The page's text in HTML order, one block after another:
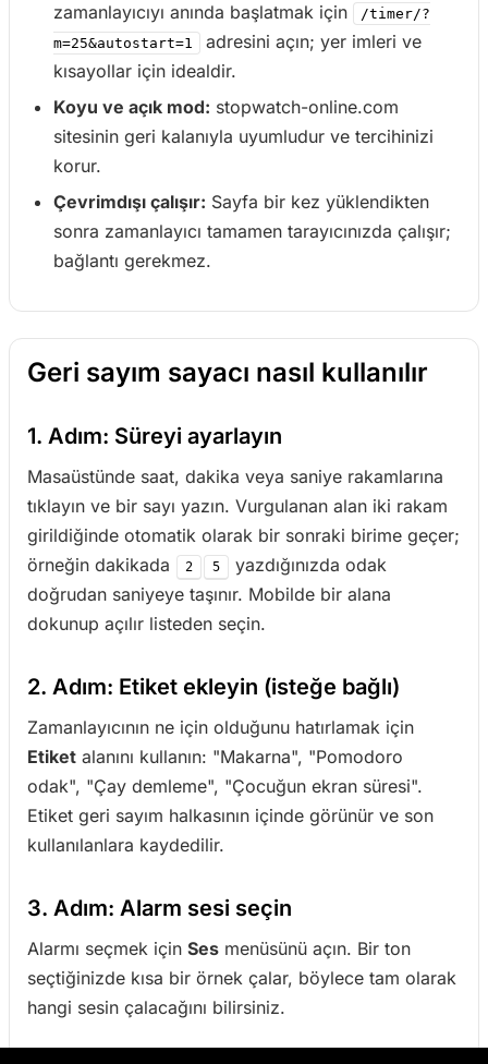
zamanlayıcıyı anında başlatmak için
/timer/?
m=25&autostart=1
adresini açın; yer imleri ve
kısayollar için idealdir.
Koyu ve açık mod: stopwatch-online.com
sitesinin geri kalanıyla uyumludur ve tercihinizi
korur.
Çevrimdışı çalışır: Sayfa bir kez yüklendikten
sonra zamanlayıcı tamamen tarayıcınızda çalışır;
bağlantı gerekmez.
Geri sayım sayacı nasıl kullanılır
1. Adım: Süreyi ayarlayın
Masaüstünde saat, dakika veya saniye rakamlarına
tıklayın ve bir sayı yazın. Vurgulanan alan iki rakam
girildiğinde otomatik olarak bir sonraki birime geçer;
örneğin dakikada
2 5
yazdığınızda odak
doğrudan saniyeye taşınır. Mobilde bir alana
dokunup açılır listeden seçin.
2. Adım: Etiket ekleyin (isteğe bağlı)
Zamanlayıcının ne için olduğunu hatırlamak için
Etiket alanını kullanın: "Makarna", "Pomodoro
odak", "Çay demleme", "Çocuğun ekran süresi".
Etiket geri sayım halkasının içinde görünür ve son
kullanılanlara kaydedilir.
3. Adım: Alarm sesi seçin
Alarmı seçmek için Ses menüsünü açın. Bir ton
seçtiğinizde kısa bir örnek çalar, böylece tam olarak
hangi sesin çalacağını bilirsiniz.